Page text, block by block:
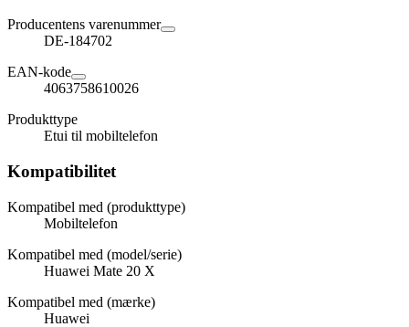
Producentens varenummer
DE-184702
EAN-kode
4063758610026
Produkttype
Etui til mobiltelefon
Kompatibilitet
Kompatibel med (produkttype)
Mobiltelefon
Kompatibel med (model/serie)
Huawei Mate 20 X
Kompatibel med (mærke)
Huawei